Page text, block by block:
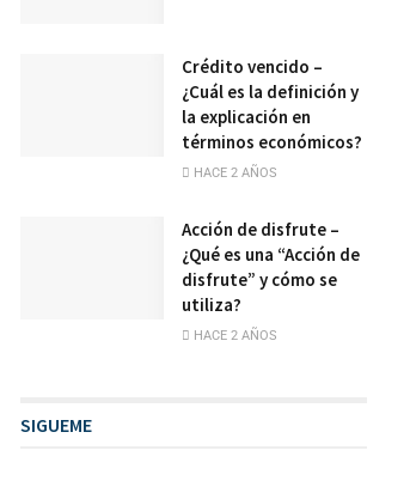
Crédito vencido –
¿Cuál es la definición y
la explicación en
términos económicos?
HACE 2 AÑOS
Acción de disfrute –
¿Qué es una “Acción de
disfrute” y cómo se
utiliza?
HACE 2 AÑOS
SIGUEME